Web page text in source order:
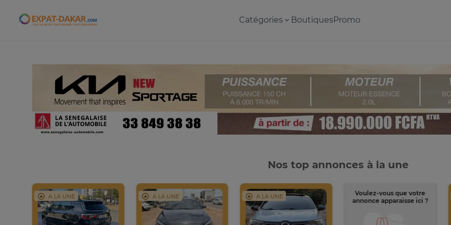
Expat-Dakar Catégories BoutiquesPromo
Nos top annonces à la une
A LA UNE A LA UNE A LA UNE
Voulez-vous que votre
annonce apparaisse ici ?